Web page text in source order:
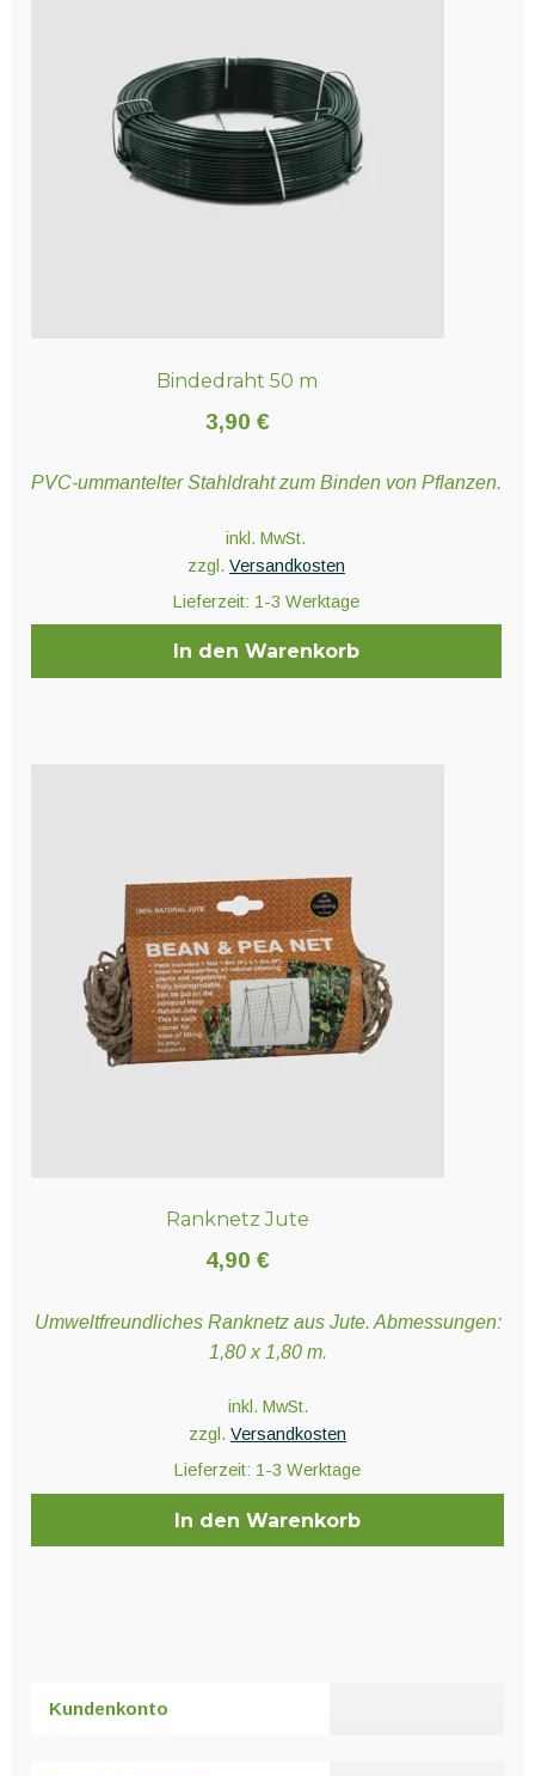
Bindedraht 50 m
3,90 €
PVC-ummantelter Stahldraht zum Binden von Pflanzen.
inkl. MwSt.
zzgl. Versandkosten
Lieferzeit: 1-3 Werktage
In den Warenkorb
Ranknetz Jute
4,90 €
Umweltfreundliches Ranknetz aus Jute. Abmessungen:
1,80 x 1,80 m.
inkl. MwSt.
zzgl. Versandkosten
Lieferzeit: 1-3 Werktage
In den Warenkorb
Kundenkonto